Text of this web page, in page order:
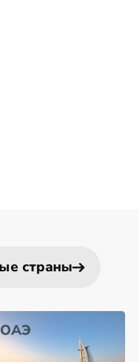
страны
ОАЭ